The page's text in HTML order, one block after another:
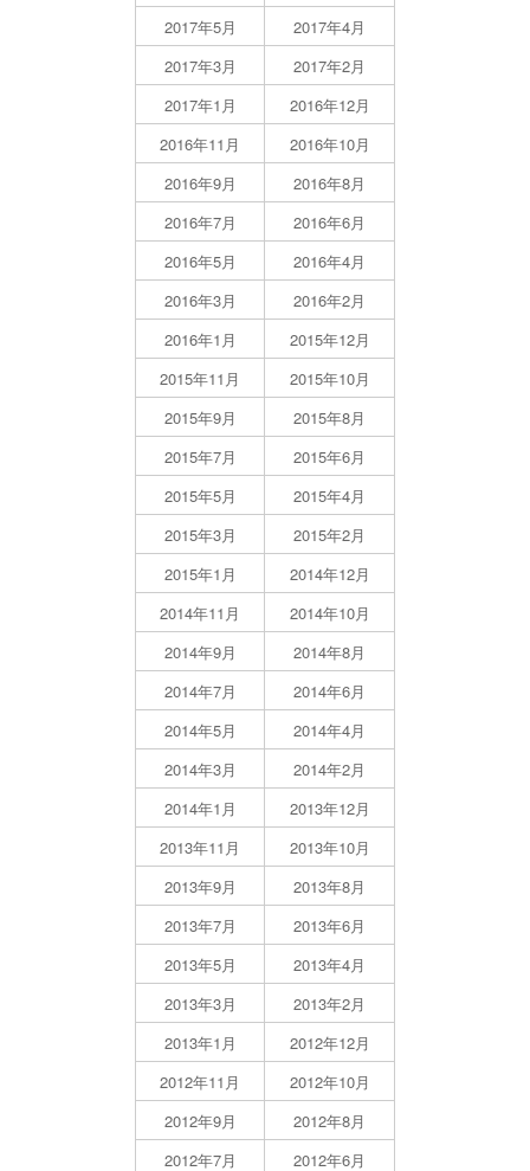
2017年5月
2017年4月
2017年3月
2017年2月
2017年1月
2016年12月
2016年11月
2016年10月
2016年9月
2016年8月
2016年7月
2016年6月
2016年5月
2016年4月
2016年3月
2016年2月
2016年1月
2015年12月
2015年11月
2015年10月
2015年9月
2015年8月
2015年7月
2015年6月
2015年5月
2015年4月
2015年3月
2015年2月
2015年1月
2014年12月
2014年11月
2014年10月
2014年9月
2014年8月
2014年7月
2014年6月
2014年5月
2014年4月
2014年3月
2014年2月
2014年1月
2013年12月
2013年11月
2013年10月
2013年9月
2013年8月
2013年7月
2013年6月
2013年5月
2013年4月
2013年3月
2013年2月
2013年1月
2012年12月
2012年11月
2012年10月
2012年9月
2012年8月
2012年7月
2012年6月